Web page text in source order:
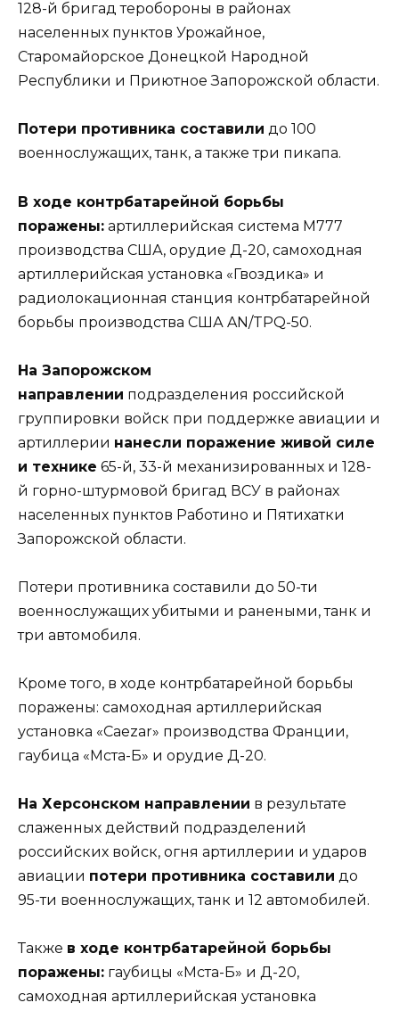
128-й бригад теробороны в районах
населенных пунктов Урожайное,
Старомайорское Донецкой Народной
Республики и Приютное Запорожской области.
Потери противника составили до 100
военнослужащих, танк, а также три пикапа.
В ходе контрбатарейной борьбы
поражены: артиллерийская система М777
производства США, орудие Д-20, самоходная
артиллерийская установка «Гвоздика» и
радиолокационная станция контрбатарейной
борьбы производства США AN/TPQ-50.
На Запорожском
направлении подразделения российской
группировки войск при поддержке авиации и
артиллерии нанесли поражение живой силе
и технике 65-й, 33-й механизированных и 128-
й горно-штурмовой бригад ВСУ в районах
населенных пунктов Работино и Пятихатки
Запорожской области.
Потери противника составили до 50-ти
военнослужащих убитыми и ранеными, танк и
три автомобиля.
Кроме того, в ходе контрбатарейной борьбы
поражены: самоходная артиллерийская
установка «Caezar» производства Франции,
гаубица «Мста-Б» и орудие Д-20.
На Херсонском направлении в результате
слаженных действий подразделений
российских войск, огня артиллерии и ударов
авиации потери противника составили до
95-ти военнослужащих, танк и 12 автомобилей.
Также в ходе контрбатарейной борьбы
поражены: гаубицы «Мста-Б» и Д-20,
самоходная артиллерийская установка